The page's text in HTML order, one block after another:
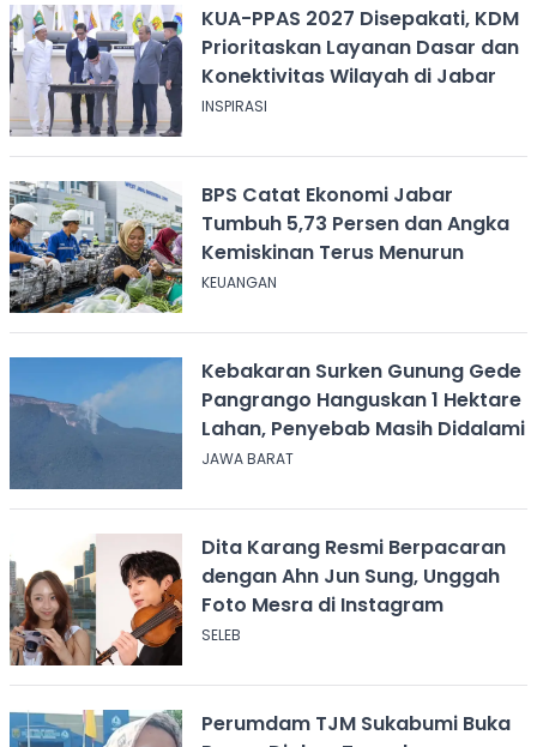
KUA-PPAS 2027 Disepakati, KDM
Prioritaskan Layanan Dasar dan
Konektivitas Wilayah di Jabar
INSPIRASI
BPS Catat Ekonomi Jabar
Tumbuh 5,73 Persen dan Angka
Kemiskinan Terus Menurun
KEUANGAN
Kebakaran Surken Gunung Gede
Pangrango Hanguskan 1 Hektare
Lahan, Penyebab Masih Didalami
JAWA BARAT
Dita Karang Resmi Berpacaran
dengan Ahn Jun Sung, Unggah
Foto Mesra di Instagram
SELEB
Perumdam TJM Sukabumi Buka